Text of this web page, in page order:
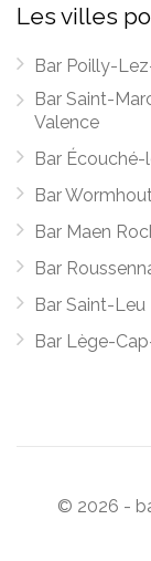
Les villes
Bar Poilly-
Bar Saint-
Valence
Bar Écouché-
Bar Wormhout
Bar Maen
Bar
Bar Saint-Leu
Bar Lège-
© 2026 -